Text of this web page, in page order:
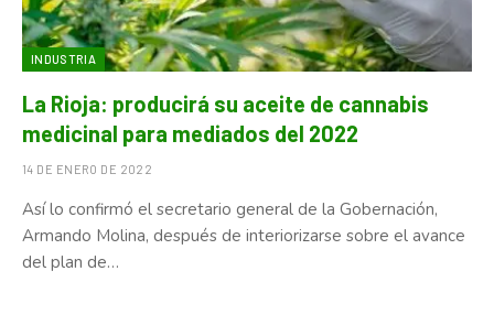
INDUSTRIA
La Rioja: producirá su aceite de cannabis
medicinal para mediados del 2022
14 DE ENERO DE 2022
Así lo confirmó el secretario general de la Gobernación,
Armando Molina, después de interiorizarse sobre el avance
del plan de…